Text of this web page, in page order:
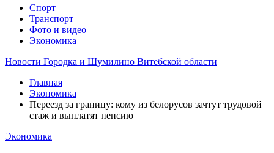
Спорт
Транспорт
Фото и видео
Экономика
Новости Городка и Шумилино Витебской области
Главная
Экономика
Переезд за границу: кому из белорусов зачтут трудовой
стаж и выплатят пенсию
Экономика